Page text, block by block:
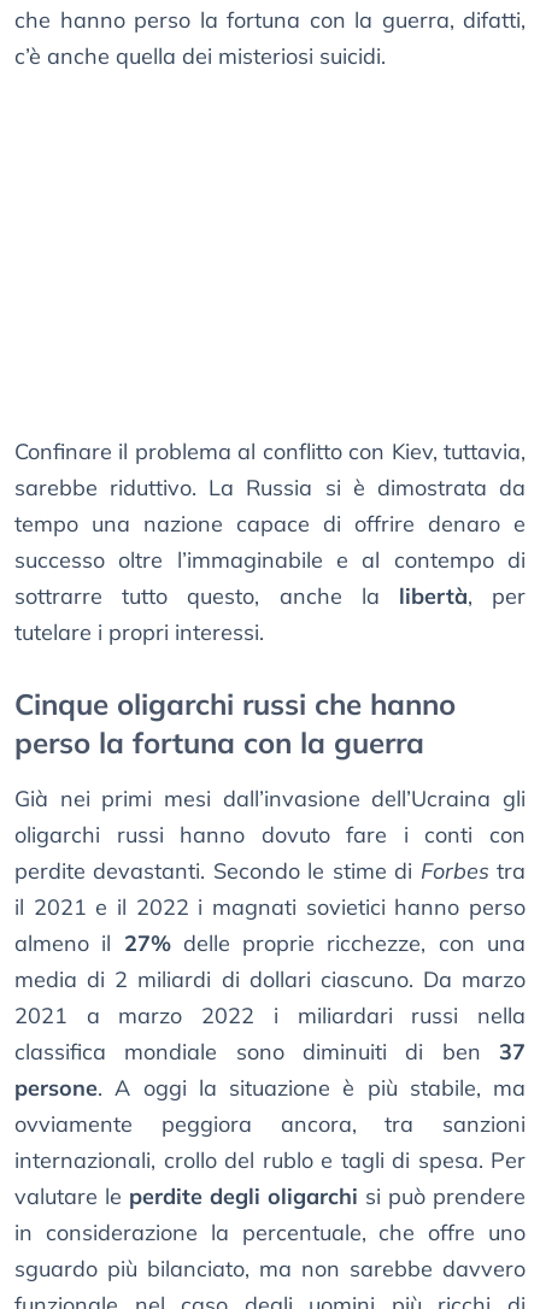
che hanno perso la fortuna con la guerra, difatti,
c’è anche quella dei misteriosi suicidi.
Confinare il problema al conflitto con Kiev, tuttavia,
sarebbe riduttivo. La Russia si è dimostrata da
tempo una nazione capace di offrire denaro e
successo oltre l’immaginabile e al contempo di
sottrarre tutto questo, anche la libertà, per
tutelare i propri interessi.
Cinque oligarchi russi che hanno
perso la fortuna con la guerra
Già nei primi mesi dall’invasione dell’Ucraina gli
oligarchi russi hanno dovuto fare i conti con
perdite devastanti. Secondo le stime di Forbes tra
il 2021 e il 2022 i magnati sovietici hanno perso
almeno il 27%delle proprie ricchezze, con una
media di 2 miliardi di dollari ciascuno. Da marzo
2021 a marzo 2022 i miliardari russi nella
classifica mondiale sono diminuiti di ben 37
persone. A oggi la situazione è più stabile, ma
ovviamente peggiora ancora, tra sanzioni
internazionali, crollo del rublo e tagli di spesa. Per
valutare le perdite degli oligarchi si può prendere
in considerazione la percentuale, che offre uno
sguardo più bilanciato, ma non sarebbe davvero